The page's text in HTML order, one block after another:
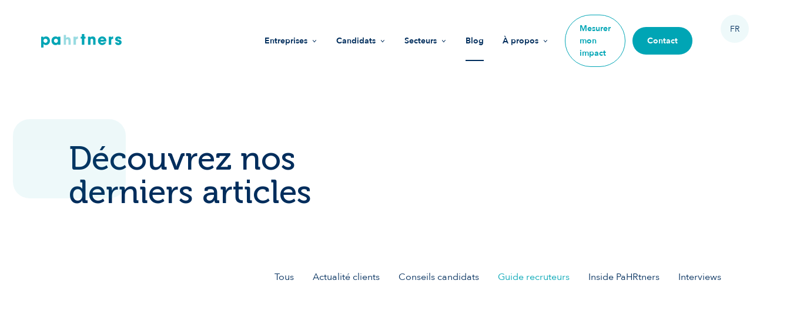
Entreprises Candidats Secteurs Blog À propos
Mesurer
mon
impact
Contact
FR
Découvrez nos
derniers articles
Tous Actualité clients Conseils candidats Guide recruteurs Inside PaHRtners Interviews